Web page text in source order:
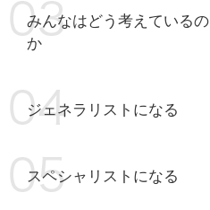
みんなはどう考えているの
か
ジェネラリストになる
スペシャリストになる